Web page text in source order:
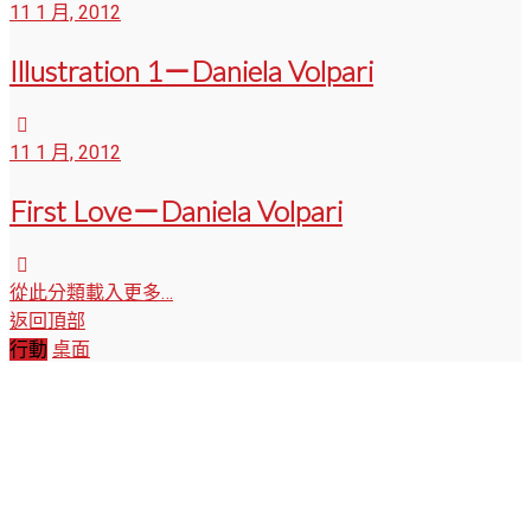
11 1 月, 2012
Illustration 1－Daniela Volpari
11 1 月, 2012
First Love－Daniela Volpari
從此分類載入更多…
返回頂部
行動 桌面